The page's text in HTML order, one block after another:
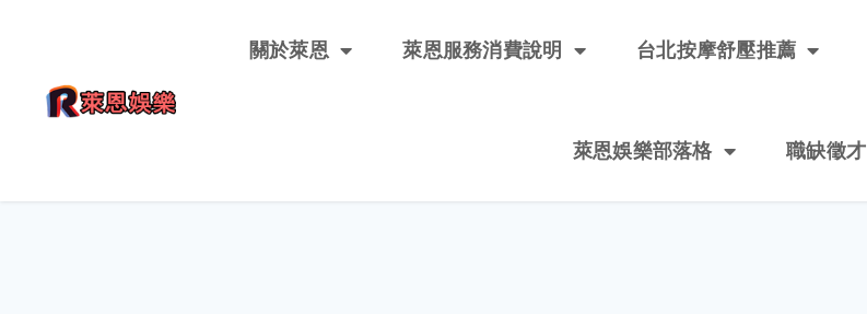
關於萊恩 萊恩服務消費說明 台北按摩舒壓推薦
萊恩娛樂部落格 職缺徵才